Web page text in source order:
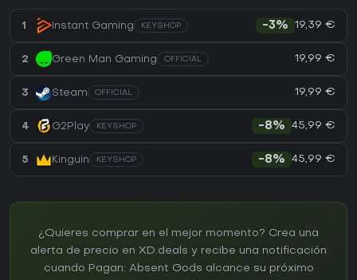
1 Instant Gaming KEYSHOP -3% 19,39 €
2 Green Man Gaming OFFICIAL 19,99 €
3 Steam OFFICIAL 19,99 €
4 G2Play KEYSHOP -8% 45,99 €
5 Kinguin KEYSHOP -8% 45,99 €
¿Quieres comprar en el mejor momento? Crea una
alerta de precio en XD.deals y recibe una notificación
cuando Pagan: Absent Gods alcance su próximo